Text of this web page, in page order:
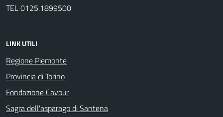
TEL 0125.1899500
LINK UTILI
Regione Piemonte
Provincia di Torino
Fondazione Cavour
Sagra dell'asparago di Santena